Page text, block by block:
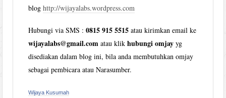
bloghttp://wijayalabs.wordpress.com
Hubungi via SMS :0815 915 5515 atau kirimkan email ke
wijayalabs@gmail.com atau klikhubungi omjay yg
disediakan dalam blog ini, bila anda membutuhkan omjay
sebagai pembicara atau Narasumber.
Wijaya Kusumah